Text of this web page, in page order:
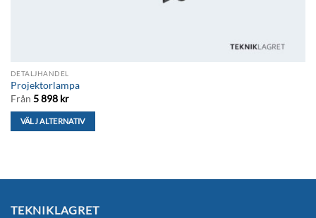
DETALJHANDEL
Projektorlampa
Från 5 898 kr
VÄLJ ALTERNATIV
har
varianter.
TEKNIKLAGRET